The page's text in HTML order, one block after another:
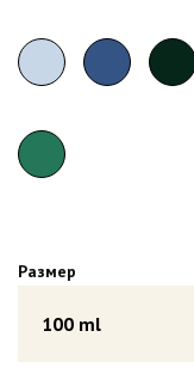
Размер
100 ml